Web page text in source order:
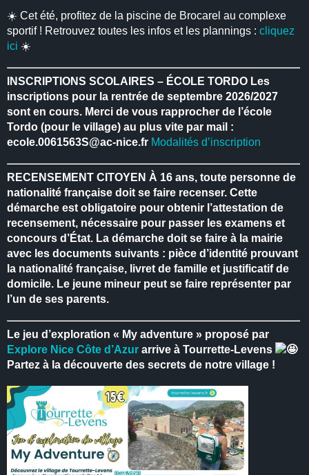
☀️ Cet été, profitez de la piscine de Brocarel au complexe
sportif ! Retrouvez toutes les infos et les plannings :cliquez
ici ☀️
INSCRIPTIONS SCOLAIRES – ÉCOLE TORDO Les
inscriptions pour la rentrée de septembre 2026/2027
sont en cours. Merci de vous rapprocher de l’école
Tordo (pour le village) au plus vite par mail :
ecole.0061563S@ac-nice.fr Modalités d’inscription
RECENSEMENT CITOYEN À 16 ans, toute personne de
nationalité française doit se faire recenser. Cette
démarche est obligatoire pour obtenir l’attestation de
recensement, nécessaire pour passer les examens et
concours d’État. La démarche doit se faire à la mairie
avec les documents suivants : pièce d’identité prouvant
la nationalité française, livret de famille et justificatif de
domicile. Le jeune mineur peut se faire représenter par
l’un de ses parents.
Le jeu d’exploration « My adventure » proposé par
Explore Nice Côte d’Azur arrive à Tourrette-Levens
Partez à la découverte des secrets de notre village !